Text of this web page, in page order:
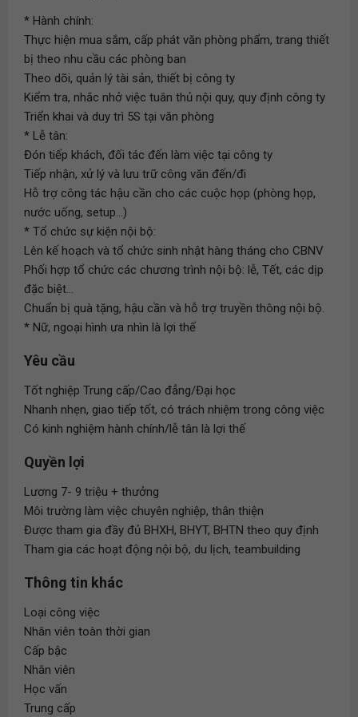
* Hành chính:
Thực hiện mua sắm, cấp phát văn phòng phẩm, trang thiết
bị theo nhu cầu các phòng ban
Theo dõi, quản lý tài sản, thiết bị công ty
Kiểm tra, nhắc nhở việc tuân thủ nội quy, quy định công ty
Triển khai và duy trì 5S tại văn phòng
* Lễ tân:
Đón tiếp khách, đối tác đến làm việc tại công ty
Tiếp nhận, xử lý và lưu trữ công văn đến/đi
Hỗ trợ công tác hậu cần cho các cuộc họp (phòng họp,
nước uống, setup...)
* Tổ chức sự kiện nội bộ:
Lên kế hoạch và tổ chức sinh nhật hàng tháng cho CBNV
Phối hợp tổ chức các chương trình nội bộ: lễ, Tết, các dịp
đặc biệt...
Chuẩn bị quà tặng, hậu cần và hỗ trợ truyền thông nội bộ.
* Nữ, ngoại hình ưa nhìn là lợi thế
Yêu cầu
Tốt nghiệp Trung cấp/Cao đẳng/Đại học
Nhanh nhẹn, giao tiếp tốt, có trách nhiệm trong công việc
Có kinh nghiệm hành chính/lễ tân là lợi thế
Quyền lợi
Lương 7- 9 triệu + thưởng
Môi trường làm việc chuyên nghiệp, thân thiện
Được tham gia đầy đủ BHXH, BHYT, BHTN theo quy định
Tham gia các hoạt động nội bộ, du lịch, teambuilding
Thông tin khác
Loại công việc
Nhân viên toàn thời gian
Cấp bậc
Nhân viên
Học vấn
Trung cấp